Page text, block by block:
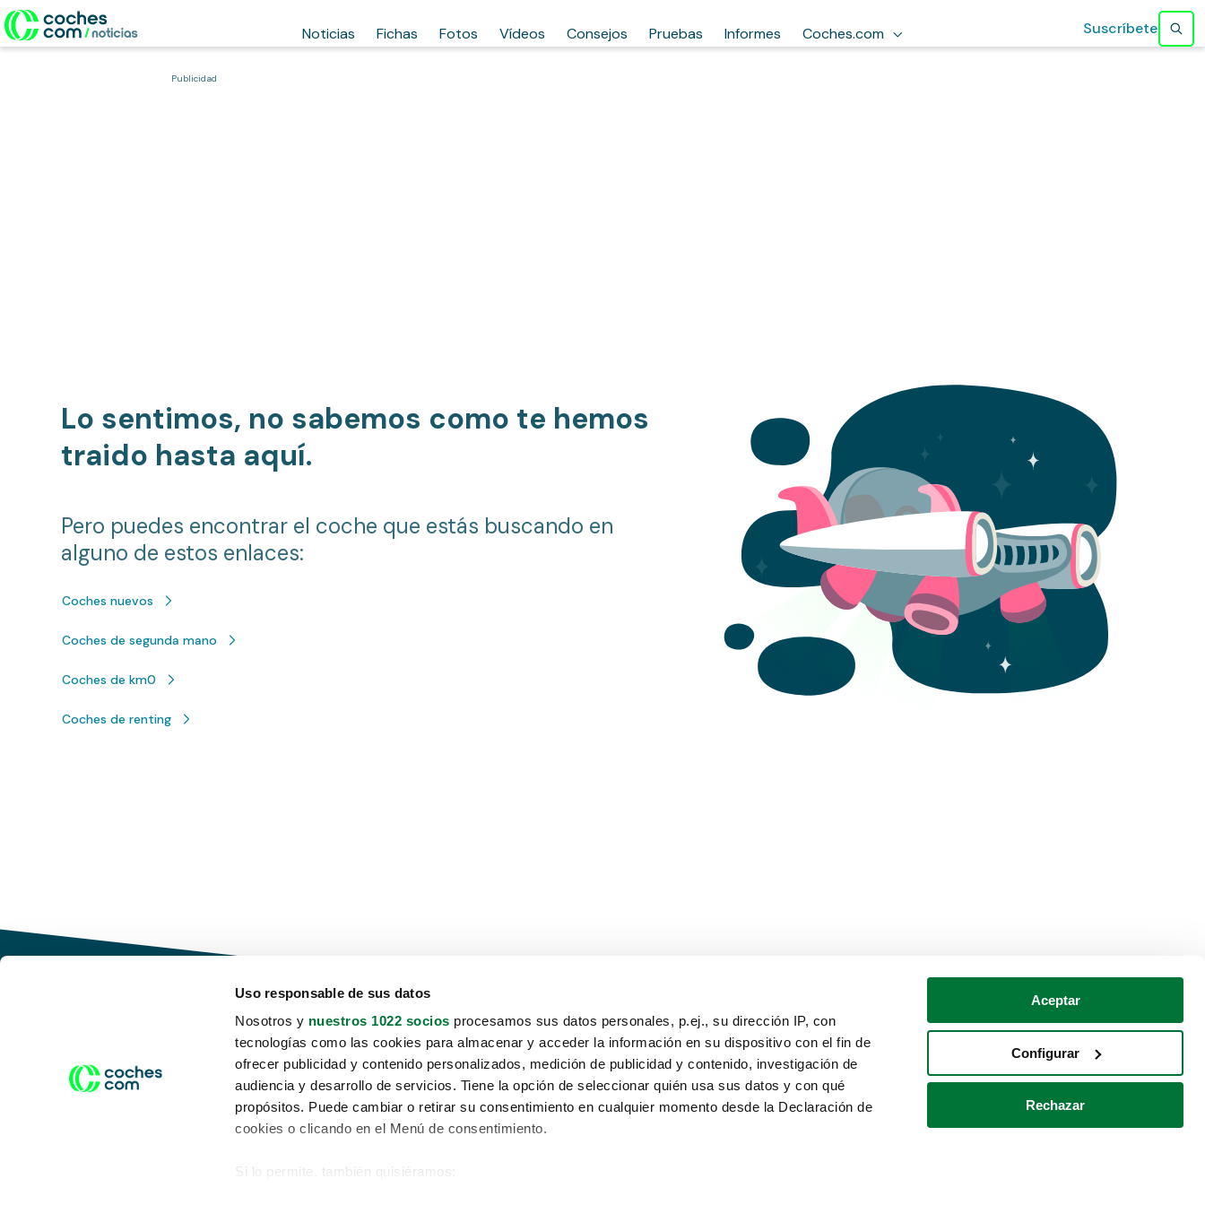
Uso responsable de sus datos
Nosotros y nuestros 1022 socios procesamos sus datos personales, p.ej., su dirección IP, con
tecnologías como las cookies para almacenar y acceder la información en su dispositivo con el fin de
ofrecer publicidad y contenido personalizados, medición de publicidad y contenido, investigación de
audiencia y desarrollo de servicios. Tiene la opción de seleccionar quién usa sus datos y con qué
propósitos. Puede cambiar o retirar su consentimiento en cualquier momento desde la Declaración de
cookies o clicando en el Menú de consentimiento.
Si lo permite, también quisiéramos:
Aceptar
Configurar
Rechazar
Noticias Fichas Fotos Vídeos Consejos Pruebas Informes Coches.com Suscríbete
Publicidad
Lo sentimos, no sabemos como te hemos
traido hasta aquí.
Pero puedes encontrar el coche que estás buscando en
alguno de estos enlaces:
Coches nuevos
Coches de segunda mano
Coches de km0
Coches de renting
Conduce tu futuro,
desata tu movilidad